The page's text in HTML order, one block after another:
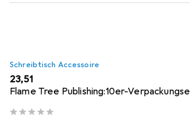
Schreibtisch Accessoire
EUR
23,51
Flame Tree Publishing:10er-Verpackungse